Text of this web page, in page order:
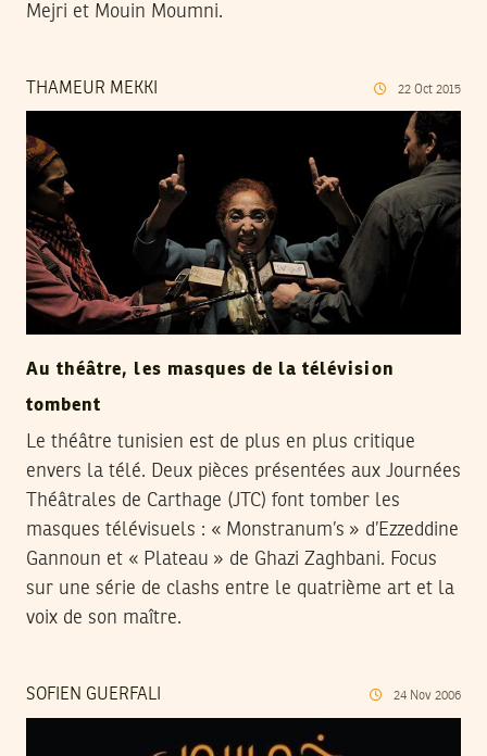
Mejri et Mouin Moumni.
THAMEUR MEKKI 22 Oct 2015
Au théâtre, les masques de la télévision
tombent
Le théâtre tunisien est de plus en plus critique
envers la télé. Deux pièces présentées aux Journées
Théâtrales de Carthage (JTC) font tomber les
masques télévisuels : « Monstranum’s » d’Ezzeddine
Gannoun et « Plateau » de Ghazi Zaghbani. Focus
sur une série de clashs entre le quatrième art et la
voix de son maître.
SOFIEN GUERFALI 24 Nov 2006